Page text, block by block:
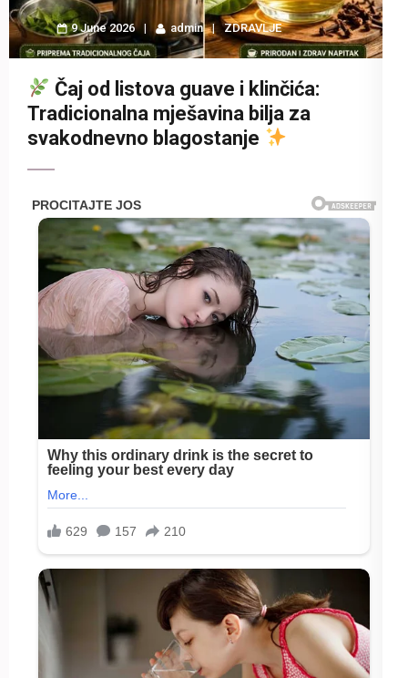
9 June 2026 admin ZDRAVLJE
Čaj od listova guave i klinčića:
Tradicionalna mješavina bilja za
svakodnevno blagostanje